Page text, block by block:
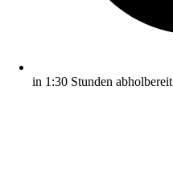
in 1:30 Stunden abholbereit